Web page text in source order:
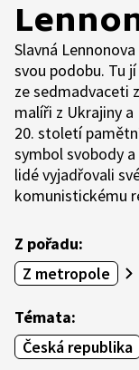
Slavná
svou podobu. Tu
ze sedmadvaceti
malíři z Ukrajiny
20. století
symbol svobody
lidé vyjadřovali
komunistickému
Z pořadu:
Z metropole
Témata:
Česká republika